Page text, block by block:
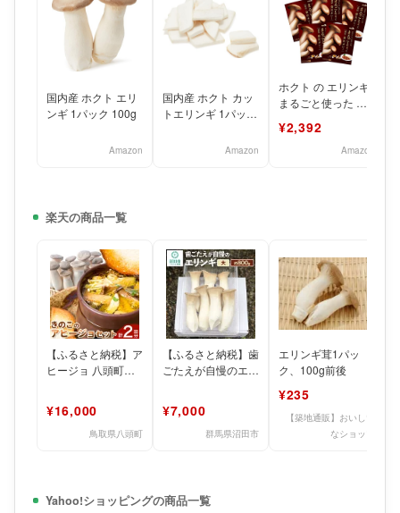
国内産 ホクト エリ
ンギ 1パック 100g
Amazon
国内産 ホクト カッ
トエリンギ 1パック
Amazon
ホクト の エリンギ
まるごと使った 菌
（1人前/200g
¥2,392
Amazon
楽天の商品一覧
【ふるさと納税】ア
ヒージョ 八頭町産
に出荷
¥16,000
鳥取県八頭町
【ふるさと納税】歯
ごたえが自慢のエリ
んぎ
¥7,000
群馬県沼田市
エリンギ茸1パッ
ク、100g前後
¥235
【築地通販】おいしい
なショップ
Yahoo!ショッピングの商品一覧